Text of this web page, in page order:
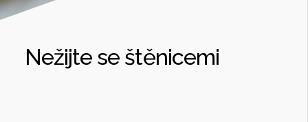
Nežijte se štěnicemi